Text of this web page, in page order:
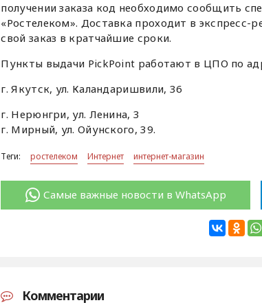
получении заказа код необходимо сообщить
«Ростелеком». Доставка проходит в
свой заказ в кратчайшие сроки.
Пункты выдачи PickPoint работают в ЦПО по
г. Якутск, ул. Каландаришвили, 36
г. Нерюнгри, ул. Ленина, 3
г. Мирный, ул. Ойунского, 39.
Теги: ростелеком Интернет интернет-магазин
Самые важные новости в WhatsApp
Комментарии